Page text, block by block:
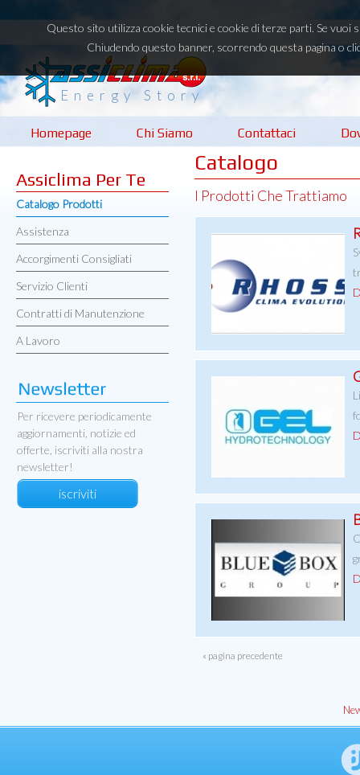
Questo sito utilizza cookie tecnici e cookie di terze parti. Se vuoi
Chiudendo questo banner, scorrendo questa pagina o
Energy Story
Homepage Chi Siamo Contattaci
Catalogo
I Prodotti Che Trattiamo
« pagina precedente
Assiclima Per Te
Catalogo Prodotti
Assistenza
Accorgimenti Consigliati
Servizio Clienti
Contratti di Manutenzione
A Lavoro
Per ricevere periodicamente
aggiornamenti, notizie ed
offerte, iscriviti alla nostra
newsletter!
iscriviti